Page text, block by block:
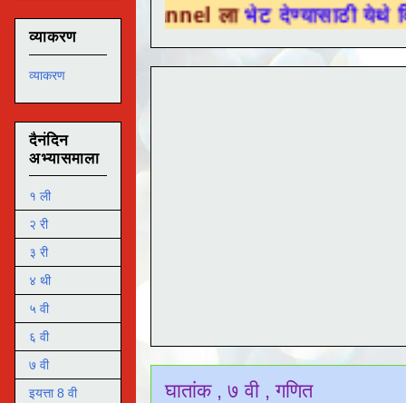
ला भेट देण्यासाठी येथे क्लिक करा .
घातांक , ७ वी , गणित
व्याकरण
व्याकरण
दैनंदिन
अभ्यासमाला
१ ली
२ री
३ री
४ थी
५ वी
६ वी
७ वी
इयत्ता 8 वी